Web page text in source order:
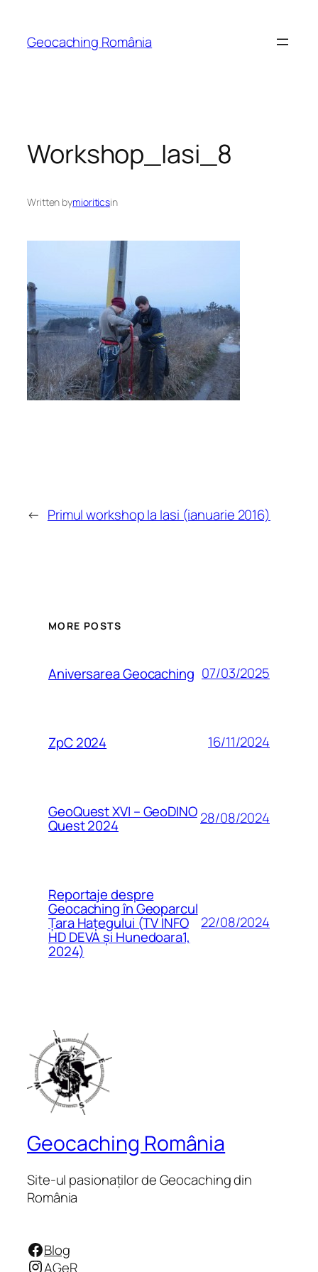
content
Geocaching România
Workshop_Iasi_8
Written bymioriticsin
← Primul workshop la Iasi (ianuarie 2016)
MORE POSTS
Aniversarea Geocaching 07/03/2025
ZpC 2024 16/11/2024
GeoQuest XVI – GeoDINO
Quest 2024 28/08/2024
Reportaje despre
Geocaching în Geoparcul
Țara Hațegului (TV INFO
HD DEVA și Hunedoara1,
2024)
22/08/2024
Geocaching România
Site-ul pasionaților de Geocaching din
România
Facebook
Instagram
Blog
AGeR